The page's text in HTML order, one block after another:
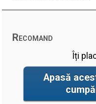
Recomand
Îți
Apasă